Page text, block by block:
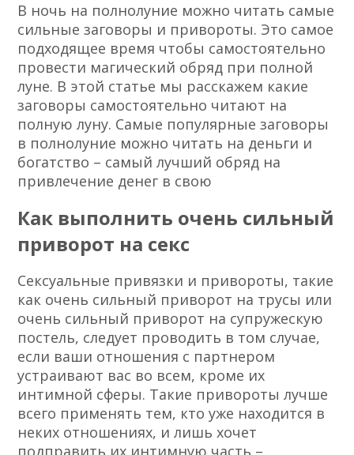
В ночь на полнолуние можно читать самые
сильные заговоры и привороты. Это самое
подходящее время чтобы самостоятельно
провести магический обряд при полной
луне. В этой статье мы расскажем какие
заговоры самостоятельно читают на
полную луну. Самые популярные заговоры
в полнолуние можно читать на деньги и
богатство – самый лучший обряд на
привлечение денег в свою
Как выполнить очень сильный
приворот на секс
Сексуальные привязки и привороты, такие
как очень сильный приворот на трусы или
очень сильный приворот на супружескую
постель, следует проводить в том случае,
если ваши отношения с партнером
устраивают вас во всем, кроме их
интимной сферы. Такие привороты лучше
всего применять тем, кто уже находится в
неких отношениях, и лишь хочет
подправить их интимную часть –